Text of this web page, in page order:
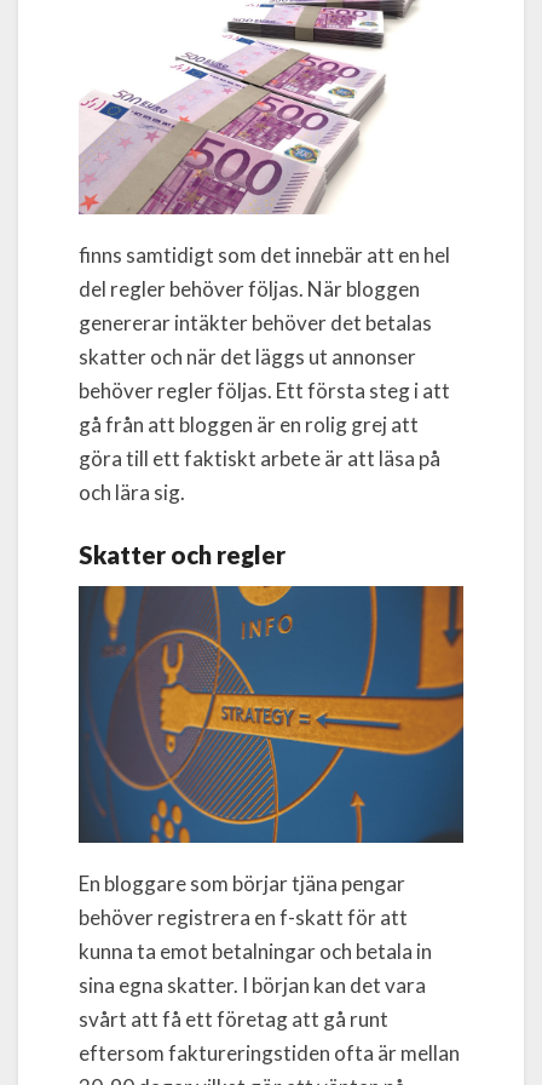
finns samtidigt som det innebär att en hel
del regler behöver följas. När bloggen
genererar intäkter behöver det betalas
skatter och när det läggs ut annonser
behöver regler följas. Ett första steg i att
gå från att bloggen är en rolig grej att
göra till ett faktiskt arbete är att läsa på
och lära sig.
Skatter och regler
En bloggare som börjar tjäna pengar
behöver registrera en f-skatt för att
kunna ta emot betalningar och betala in
sina egna skatter. I början kan det vara
svårt att få ett företag att gå runt
eftersom faktureringstiden ofta är mellan